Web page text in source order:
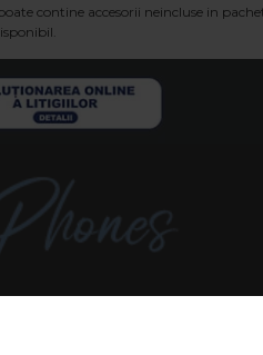
contine accesorii neincluse in